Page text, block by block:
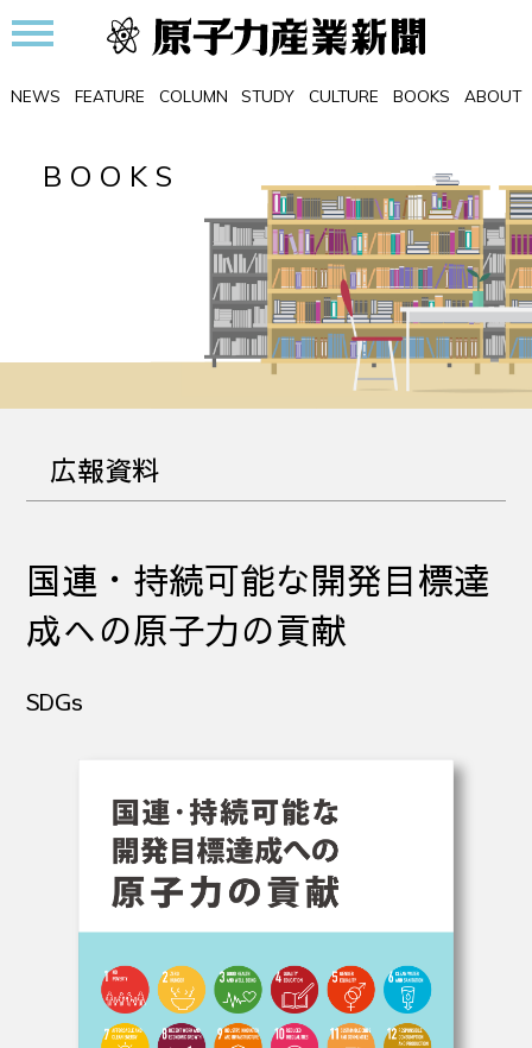
NEWS FEATURE COLUMN STUDY CULTURE BOOKS ABOUT
BOOKS
広報資料
国連・持続可能な開発目標達
成への原子力の貢献
SDGs